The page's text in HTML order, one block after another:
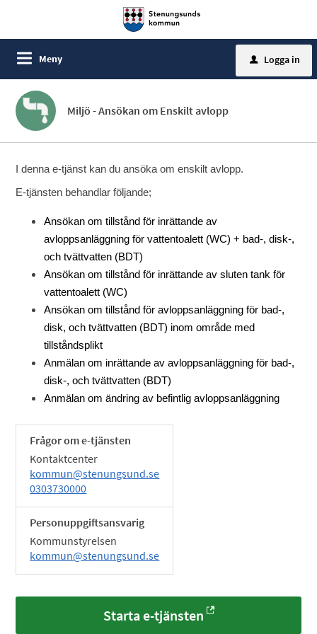
Meny u Logga in
Miljö - Ansökan om Enskilt avlopp
I denna e-tjänst kan du ansöka om enskilt avlopp.
E-tjänsten behandlar följande;
Ansökan om tillstånd för inrättande av
avloppsanläggning för vattentoalett (WC) + bad-, disk-,
och tvättvatten (BDT)
Ansökan om tillstånd för inrättande av sluten tank för
vattentoalett (WC)
Ansökan om tillstånd för avloppsanläggning för bad-,
disk, och tvättvatten (BDT) inom område med
tillståndsplikt
Anmälan om inrättande av avloppsanläggning för bad-,
disk-, och tvättvatten (BDT)
Anmälan om ändring av befintlig avloppsanläggning
Frågor om e-tjänsten
Kontaktcenter
kommun@stenungsund.se
0303730000
Personuppgiftsansvarig
Kommunstyrelsen
kommun@stenungsund.se
Starta e-tjänsten